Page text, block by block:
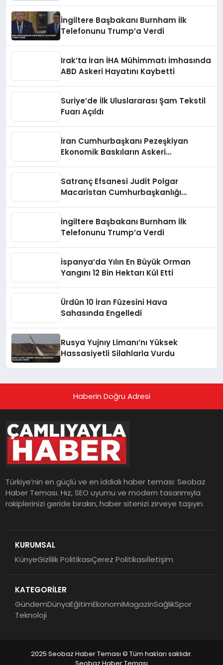
İngiltere Başbakanı Burnham İlk
Telefonunu Trump’a Verdi
Irak’ta İran İHA Mühimmatı İmhasında
ABD Askeri Hayatını Kaybetti
Suriye’de İlk Uluslararası Şam Tekstil
Fuarı Açıldı
İran Cumhurbaşkanı Pezeşkiyan
Ekonomik Baskıların Askeri
Satranç Efsanesi Judit Polgar
Macaristan Cumhurbaşkanlığı
İngiltere Başbakanı Burnham İlk
Telefonunu Trump’a Verdi
İspanya’da Yılın En Büyük Orman
Yangını 12 Bin Hektarı Kül Etti
Ürdün 10 İran Füzesini Hava
Sahasında Engelledi
Rusya Yujnıy Limanı’nı Yüksek
Hassasiyetli Silahlarla Vurdu
Haberin Doğru Adresi
Türkiye’nin en güçlü ve en iddialı haber teması: Seobaz
Haber Teması. Hız, SEO uyumu ve modern tasarımıyla
rakiplerinizi geride bırakın, haber sitenizi zirveye taşıyın.
KURUMSAL
KünyeGizlilik PolitikasıÇerez Politikasıİletişim
KATEGORİLER
GündemDünyaEğitimEkonomiMagazinSağlıkSpor
Teknoloji
2025 Seobaz Haber Teması © Tüm hakları saklıdır.